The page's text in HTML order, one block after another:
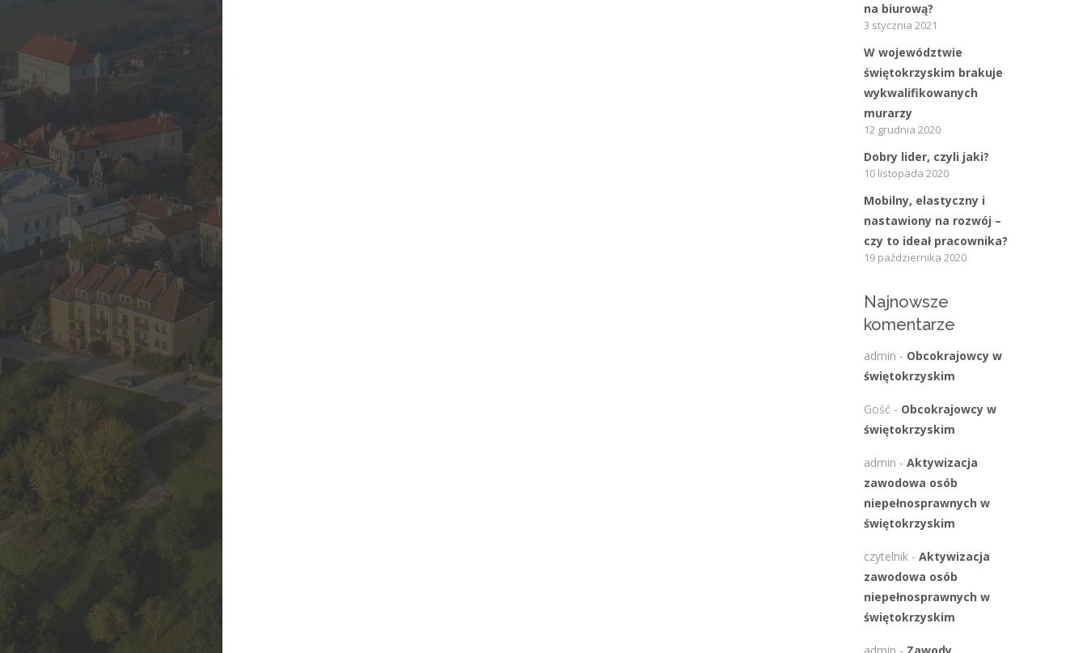
na biurową?
3 stycznia 2021
W województwie
świętokrzyskim brakuje
wykwalifikowanych
murarzy
12 grudnia 2020
Dobry lider, czyli jaki?
10 listopada 2020
Mobilny, elastyczny i
nastawiony na rozwój –
czy to ideał pracownika?
19 października 2020
Najnowsze
komentarze
admin - Obcokrajowcy w
świętokrzyskim
Gość - Obcokrajowcy w
świętokrzyskim
admin - Aktywizacja
zawodowa osób
niepełnosprawnych w
świętokrzyskim
czytelnik - Aktywizacja
zawodowa osób
niepełnosprawnych w
świętokrzyskim